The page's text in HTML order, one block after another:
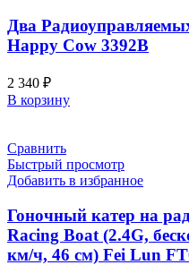
Два
Happy Cow 3392B
2 340 ₽
В корзину
Сравнить
Быстрый просмотр
Добавить в избранное
Гоночный катер на
Racing Boat (2.4G,
км/ч, 46 см) Fei Lun